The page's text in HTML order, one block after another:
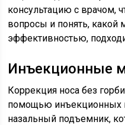
консультацию с врачом,
вопросы и понять, какой
эффективностью,
Инъекционные
Коррекция носа без
помощью инъекционных
назальный подъемник,